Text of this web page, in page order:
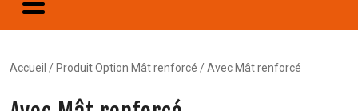
Accueil / Produit Option Mât renforcé / Avec Mât renforcé